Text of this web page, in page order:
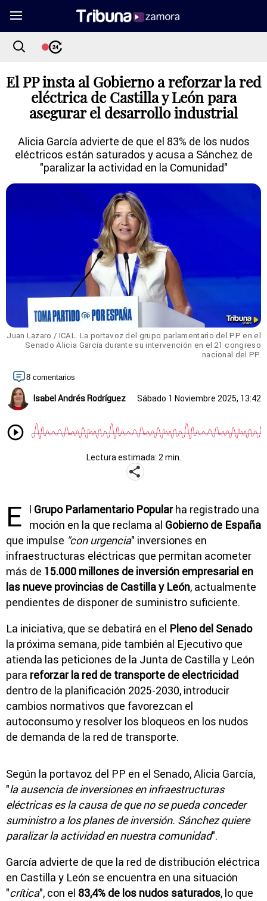
El PP insta al Gobierno a reforzar la red
eléctrica de Castilla y León para
asegurar el desarrollo industrial
Alicia García advierte de que el 83% de los nudos
eléctricos están saturados y acusa a Sánchez de
"paralizar la actividad en la Comunidad"
Juan Lázaro / ICAL. La portavoz del grupo parlamentario del PP en el
Senado Alicia García durante su intervención en el 21 congreso
nacional del PP.
8 comentarios
Isabel Andrés Rodríguez Sábado 1 Noviembre 2025, 13:42
Lectura estimada: 2 min.
E l Grupo Parlamentario Popularha registrado una
moción en la que reclama al Gobierno de España
que impulse "con urgencia" inversiones en
infraestructuras eléctricas que permitan acometer
más de 15.000 millones de inversión empresarial en
las nueve provincias de Castilla y León, actualmente
pendientes de disponer de suministro suficiente.
La iniciativa, que se debatirá en el Pleno del Senado
la próxima semana, pide también al Ejecutivo que
atienda las peticiones de la Junta de Castilla y León
para reforzar la red de transporte de electricidad
dentro de la planificación 2025-2030, introducir
cambios normativos que favorezcan el
autoconsumo y resolver los bloqueos en los nudos
de demanda de la red de transporte.
Según la portavoz del PP en el Senado, Alicia García,
"la ausencia de inversiones en infraestructuras
eléctricas es la causa de que no se pueda conceder
suministro a los planes de inversión. Sánchez quiere
paralizar la actividad en nuestra comunidad".
García advierte de que la red de distribución eléctrica
en Castilla y León se encuentra en una situación
"crítica", con el 83,4% de los nudos saturados, lo que